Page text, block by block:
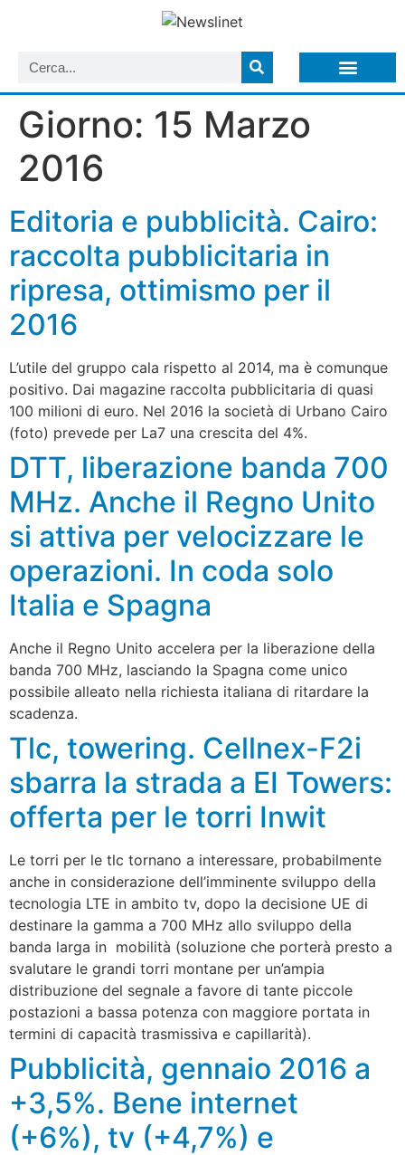
Giorno: 15 Marzo
2016
Editoria e pubblicità. Cairo:
raccolta pubblicitaria in
ripresa, ottimismo per il
2016
L’utile del gruppo cala rispetto al 2014, ma è comunque
positivo. Dai magazine raccolta pubblicitaria di quasi
100 milioni di euro. Nel 2016 la società di Urbano Cairo
(foto) prevede per La7 una crescita del 4%.
DTT, liberazione banda 700
MHz. Anche il Regno Unito
si attiva per velocizzare le
operazioni. In coda solo
Italia e Spagna
Anche il Regno Unito accelera per la liberazione della
banda 700 MHz, lasciando la Spagna come unico
possibile alleato nella richiesta italiana di ritardare la
scadenza.
Tlc, towering. Cellnex-F2i
sbarra la strada a EI Towers:
offerta per le torri Inwit
Le torri per le tlc tornano a interessare, probabilmente
anche in considerazione dell’imminente sviluppo della
tecnologia LTE in ambito tv, dopo la decisione UE di
destinare la gamma a 700 MHz allo sviluppo della
banda larga in mobilità (soluzione che porterà presto a
svalutare le grandi torri montane per un’ampia
distribuzione del segnale a favore di tante piccole
postazioni a bassa potenza con maggiore portata in
termini di capacità trasmissiva e capillarità).
Pubblicità, gennaio 2016 a
+3,5%. Bene internet
(+6%), tv (+4,7%) e